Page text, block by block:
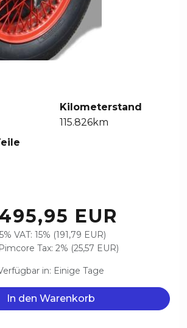
Kilometerstand
115.826km
EUR
VAT: 15% (191,79 EUR)
Tax: 2% (25,57 EUR)
in: Einige Tage
In den Warenkorb